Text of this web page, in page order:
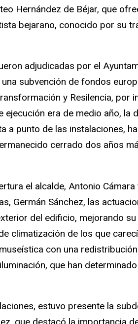
Hernández de Béjar, que
bejarano, conocido por su
adjudicadas por el
subvención de fondos
y Resilencia, por
era de medio año, la
a punto de las instalaciones,
cerrado dos años
el alcalde, Antonio Cámara
Germán Sánchez, las
del edificio, mejorando
climatización de los que
con una
que han
estuvo presente la
que destacó la importancia